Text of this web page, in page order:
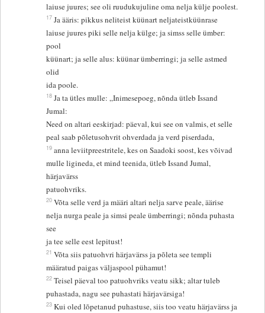
laiuse juures; see oli ruudukujuline oma nelja külje poolest.
17 Ja ääris: pikkus neliteist küünart neljateistküünrase
laiuse juures piki selle nelja külge; ja simss selle ümber:
pool
küünart; ja selle alus: küünar ümberringi; ja selle astmed
olid
ida poole.
18 Ja ta ütles mulle: „Inimesepoeg, nõnda ütleb Issand
Jumal:
Need on altari eeskirjad: päeval, kui see on valmis, et selle
peal saab põletusohvrit ohverdada ja verd piserdada,
19 anna leviitpreestritele, kes on Saadoki soost, kes võivad
mulle ligineda, et mind teenida, ütleb Issand Jumal,
härjavärss
patuohvriks.
20 Võta selle verd ja määri altari nelja sarve peale, äärise
nelja nurga peale ja simsi peale ümberringi; nõnda puhasta
see
ja tee selle eest lepitust!
21 Võta siis patuohvri härjavärss ja põleta see templi
määratud paigas väljaspool pühamut!
22 Teisel päeval too patuohvriks veatu sikk; altar tuleb
puhastada, nagu see puhastati härjavärsiga!
23 Kui oled lõpetanud puhastuse, siis too veatu härjavärss ja